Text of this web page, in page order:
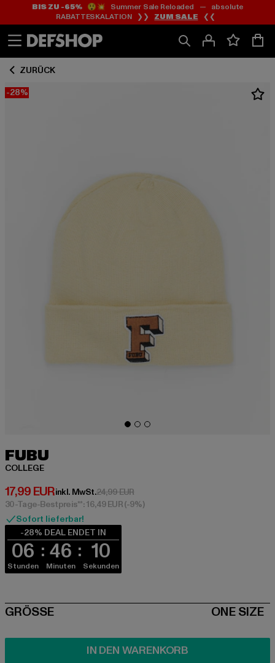
Zum
Inhalt
springen
Zum
Fußzeile
springen
BIS ZU -65%😲💥 Summer Sale Reloaded — absolute
RABATTESKALATION ❯❯ ZUM SALE ❮❮
ZURÜCK
-28%
FUBU
COLLEGE
17,99 EUR
Derzeitiger Preis: 17,99 EUR
inkl. MwSt.24,99 EURAktionspreis: 24,99 EUR
30-Tage-Bestpreis**: 16,49 EUR(-9%)
Sofort lieferbar!
-28% DEAL ENDET IN
06
Stunden
46
Minuten
10
Sekunden
SIZE
GRÖSSE ONE SIZE
IN DEN WARENKORB